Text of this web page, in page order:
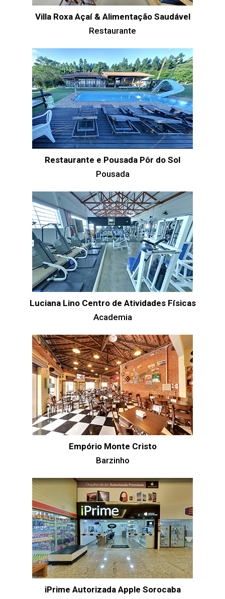
Villa Roxa Açaí & Alimentação Saudável
Restaurante
Restaurante e Pousada Pôr do Sol
Pousada
Luciana Lino Centro de Atividades Físicas
Academia
Empório Monte Cristo
Barzinho
iPrime Autorizada Apple Sorocaba